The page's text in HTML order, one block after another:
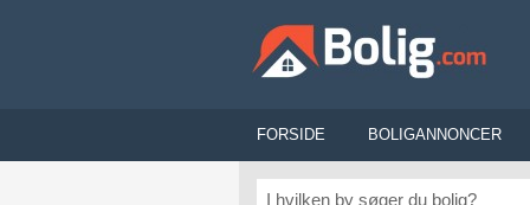
FORSIDE BOLIGANNONCER